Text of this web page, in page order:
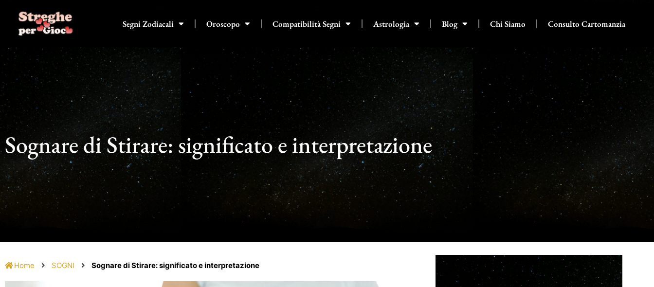
contenuto
Segni Zodiacali Oroscopo Compatibilità Segni Astrologia Blog Chi Siamo Consulto Cartomanzia
Sognare di Stirare: significato e interpretazione
Home SOGNI Sognare di Stirare: significato e interpretazione